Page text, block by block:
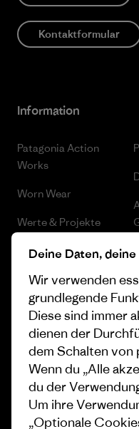
Kontaktformular
Information
Patagonia Action
Works
Worn Wear
Werte & Projekte
Progress Report
Business Unusual
Klimaziele
1% For The Planet
Wie wir finanzieren
Geschenkgutscheine
Stores in deiner Nähe
Deine Daten, deine
Wir verwenden
grundlegende
Diese sind immer
dienen der
dem Schalten von
Wenn du „Alle
du der
Um ihre
„Optionale